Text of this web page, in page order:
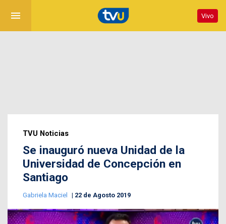
menu Vivo
TVU Noticias
Se inauguró nueva Unidad de la
Universidad de Concepción en
Santiago
Gabriela Maciel 22 de Agosto 2019